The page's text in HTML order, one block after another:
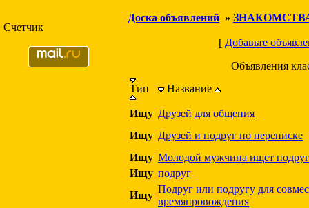
Счетчик
Доска объявлений »
[ Добавьте
Объявления
Тип
Название
Ищу Друзей для общения
Ищу Друзей и подруг по переписке
Ищу Молодой мужчина ищет
Ищу подруг
Ищу
Подруг или подругу для
времяпровождения